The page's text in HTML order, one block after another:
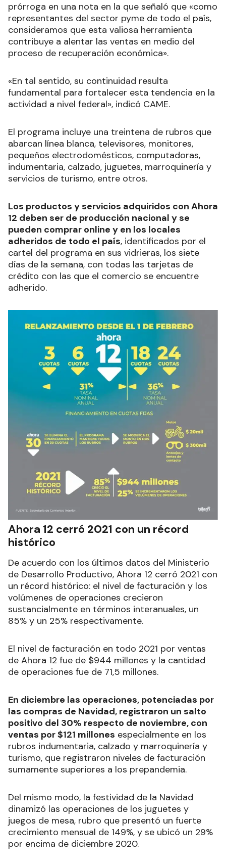
prórroga en una nota en la que señaló que «como
representantes del sector pyme de todo el país,
consideramos que esta valiosa herramienta
contribuye a alentar las ventas en medio del
proceso de recuperación económica».
«En tal sentido, su continuidad resulta
fundamental para fortalecer esta tendencia en la
actividad a nivel federal», indicó CAME.
El programa incluye una treintena de rubros que
abarcan línea blanca, televisores, monitores,
pequeños electrodomésticos, computadoras,
indumentaria, calzado, juguetes, marroquinería y
servicios de turismo, entre otros.
Los productos y servicios adquiridos con Ahora
12 deben ser de producción nacional y se
pueden comprar online y en los locales
adheridos de todo el país, identificados por el
cartel del programa en sus vidrieras, los siete
días de la semana, con todas las tarjetas de
crédito con las que el comercio se encuentre
adherido.
Ahora 12 cerró 2021 con un récord
histórico
De acuerdo con los últimos datos del Ministerio
de Desarrollo Productivo, Ahora 12 cerró 2021 con
un récord histórico: el nivel de facturación y los
volúmenes de operaciones crecieron
sustancialmente en términos interanuales, un
85% y un 25% respectivamente.
El nivel de facturación en todo 2021 por ventas
de Ahora 12 fue de $944 millones y la cantidad
de operaciones fue de 71,5 millones.
En diciembre las operaciones, potenciadas por
las compras de Navidad, registraron un salto
positivo del 30% respecto de noviembre, con
ventas por $121 millones especialmente en los
rubros indumentaria, calzado y marroquinería y
turismo, que registraron niveles de facturación
sumamente superiores a los prepandemia.
Del mismo modo, la festividad de la Navidad
dinamizó las operaciones de los juguetes y
juegos de mesa, rubro que presentó un fuerte
crecimiento mensual de 149%, y se ubicó un 29%
por encima de diciembre 2020.